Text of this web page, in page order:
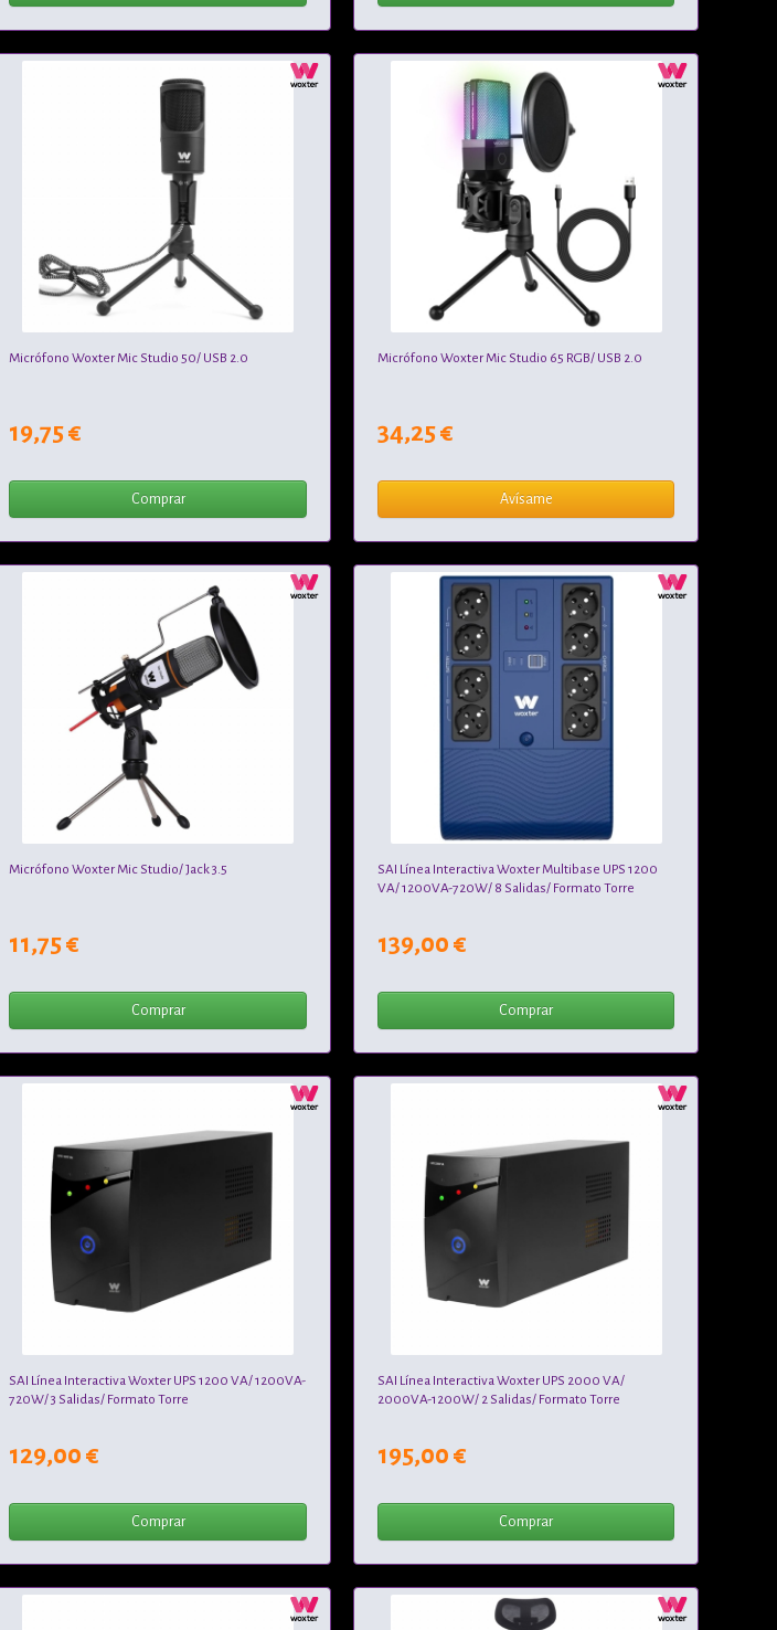
Micrófono Woxter Mic Studio 50/ USB 2.0
19,75 €
Comprar
Micrófono Woxter Mic Studio 65 RGB/ USB 2.0
34,25 €
Avísame
Micrófono Woxter Mic Studio/ Jack 3.5
11,75 €
Comprar
SAI Línea Interactiva Woxter Multibase UPS 1200
VA/ 1200VA-720W/ 8 Salidas/ Formato Torre
139,00 €
Comprar
SAI Línea Interactiva Woxter UPS 1200 VA/ 1200VA-
720W/ 3 Salidas/ Formato Torre
129,00 €
Comprar
SAI Línea Interactiva Woxter UPS 2000 VA/
2000VA-1200W/ 2 Salidas/ Formato Torre
195,00 €
Comprar